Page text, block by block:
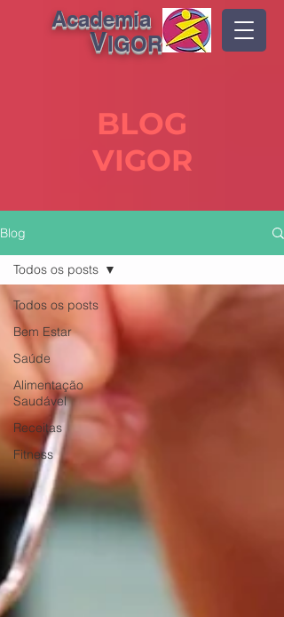
V
Academia
IGOR
BLOG
VIGOR
Blog
Todos os posts
Bem Estar
Saúde
Alimentação
Saudável
Receitas
Fitness
Todos os posts